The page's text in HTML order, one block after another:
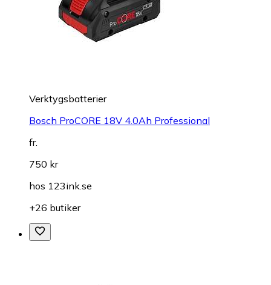
Verktygsbatterier
Bosch ProCORE 18V 4.0Ah Professional
fr.
750 kr
hos 123ink.se
+26 butiker